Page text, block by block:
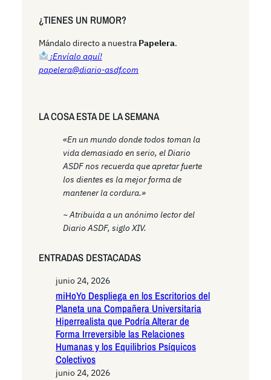
r
h
¿TIENES UN RUMOR?
Mándalo directo a nuestra Papelera.
¡Envíalo aquí!
papelera@diario-asdf.com
LA COSA ESTA DE LA SEMANA
«En un mundo donde todos toman la
vida demasiado en serio, el Diario
ASDF nos recuerda que apretar fuerte
los dientes es la mejor forma de
mantener la cordura.»
~ Atribuida a un anónimo lector del
Diario ASDF, siglo XIV.
ENTRADAS DESTACADAS
junio 24, 2026
miHoYo Despliega en los Escritorios del
Planeta una Compañera Universitaria
Hiperrealista que Podría Alterar de
Forma Irreversible las Relaciones
Humanas y los Equilibrios Psíquicos
Colectivos
junio 24, 2026